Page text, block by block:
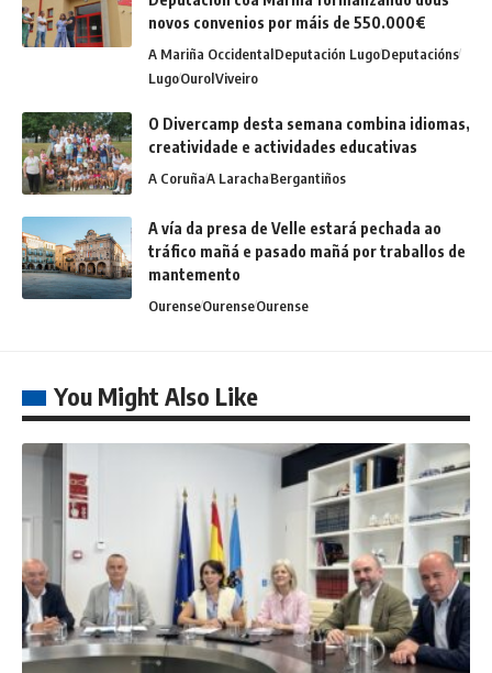
novos convenios por máis de 550.000€
A Mariña OccidentalDeputación LugoDeputacións
LugoOurolViveiro
O Divercamp desta semana combina idiomas,
creatividade e actividades educativas
A CoruñaA LarachaBergantiños
A vía da presa de Velle estará pechada ao
tráfico mañá e pasado mañá por traballos de
mantemento
OurenseOurenseOurense
You Might Also Like